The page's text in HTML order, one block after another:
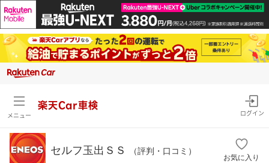
メニュー
楽天Car車検
ログイン
セルフ玉出ＳＳ （評判・口コミ）
お気に入り